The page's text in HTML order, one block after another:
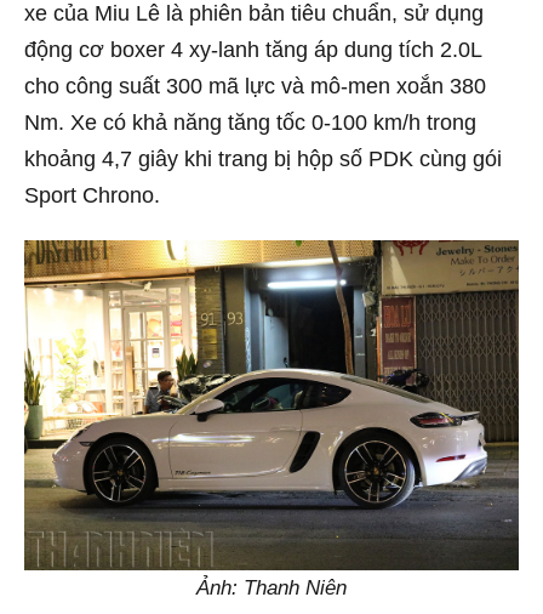
xe của Miu Lê là phiên bản tiêu chuẩn, sử dụng
động cơ boxer 4 xy-lanh tăng áp dung tích 2.0L
cho công suất 300 mã lực và mô-men xoắn 380
Nm. Xe có khả năng tăng tốc 0-100 km/h trong
khoảng 4,7 giây khi trang bị hộp số PDK cùng gói
Sport Chrono.
Ảnh: Thanh Niên